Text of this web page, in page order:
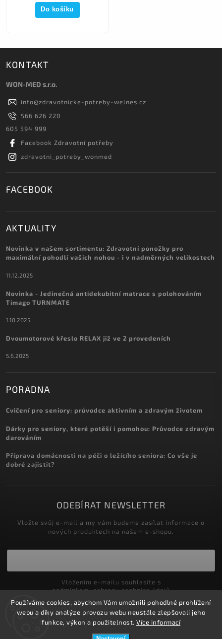
Používáme cookies, abychom Vám umožnili pohodlné prohlížení
webu a díky analýze provozu webu neustále zlepšovali jeho
funkce, výkon a použitelnost. Více informací
Do košíku
KONTAKT
WON-MED s.r.o.
info@zdravotnicke-potreby-welnes.cz
566 626 220
605 594 999
Facebook Zdravotní potřeby
zdravotni_potreby_wonmed
FACEBOOK
AKTUALITY
Novinka v našem sortimentu: Zdravotní ponožky pro
maximální pohodlí vašich nohou - i v nadměrných velikostech
11.12.2025
Novinka - Jedinečná antidekubitní matrace s polohováním
Timago TURNMATE
1.10.2025
Dvoumotorové křeslo RELAX již ve 2 provedeních
5.6.2025
PORADNA
Cvičení pro seniory: průvodce aktivním a zdravým životem
Dárky pro seniory, které potěší i pomohou: Průvodce zdravým
darováním
Příprava domácnosti na péči o ležícího seniora: Co vše je
dobré zajistit?
ODEBÍRAT NEWSLETTER
Vložte svůj e-mail a my vám budeme zasílat informace o
nových produktech na našem e-shopu.
podmínkami ochrany osobních údajů
Přihlásit se